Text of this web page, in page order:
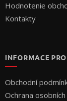
Hodnotenie
Kontakty
INFORMACE
Obchodní
Ochrana